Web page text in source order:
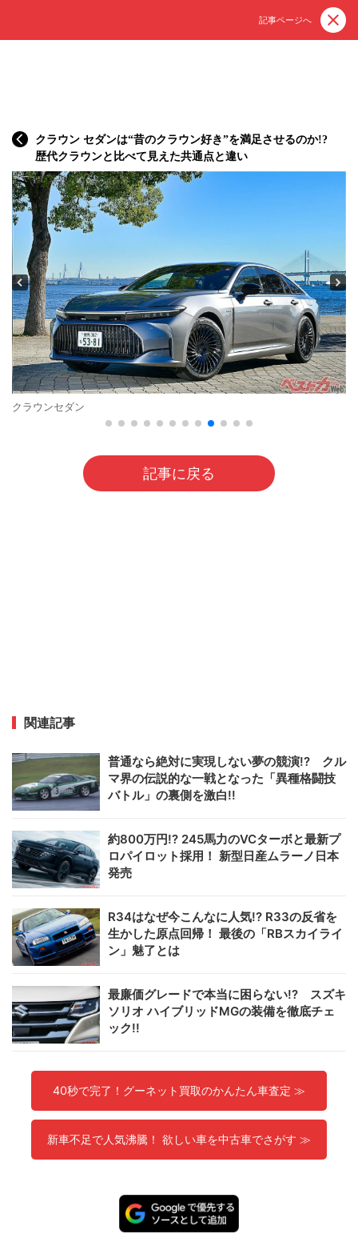
記事ページへ
クラウン セダンは“昔のクラウン好き”を満足させるのか!?
歴代クラウンと比べて見えた共通点と違い
クラウンセダン
記事に戻る
関連記事
普通なら絶対に実現しない夢の競演!? クル
マ界の伝説的な一戦となった「異種格闘技
バトル」の裏側を激白!!
約800万円!? 245馬力のVCターボと最新プ
ロパイロット採用！ 新型日産ムラーノ日本
発売
R34はなぜ今こんなに人気!? R33の反省を
生かした原点回帰！ 最後の「RBスカイライ
ン」魅了とは
最廉価グレードで本当に困らない!? スズキ
ソリオ ハイブリッドMGの装備を徹底チェ
ック!!
40秒で完了！グーネット買取のかんたん車査定 ≫
新車不足で人気沸騰！ 欲しい車を中古車でさがす ≫